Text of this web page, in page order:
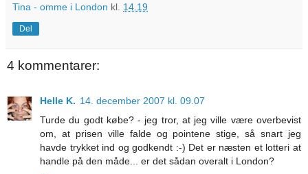
Tina - omme i London kl. 14.19
Del
4 kommentarer:
Helle K. 14. december 2007 kl. 09.07
Turde du godt købe? - jeg tror, at jeg ville være overbevist
om, at prisen ville falde og pointene stige, så snart jeg
havde trykket ind og godkendt :-) Det er næsten et lotteri at
handle på den måde... er det sådan overalt i London?